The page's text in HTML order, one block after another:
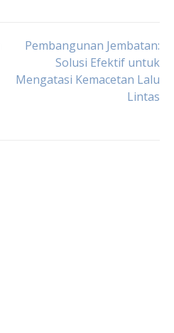
Pembangunan Jembatan:
Solusi Efektif untuk
Mengatasi Kemacetan Lalu
Lintas